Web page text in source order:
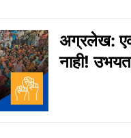
अग्रलेख:
नाही!